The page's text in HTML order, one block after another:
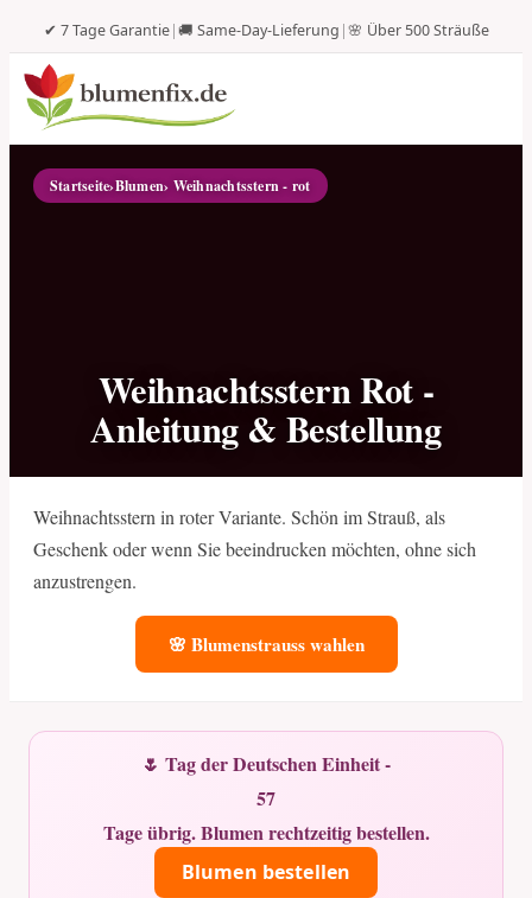
✔ 7 Tage Garantie|🚚 Same-Day-Lieferung |🌸 Über 500 Sträuße
Startseite›Blumen› Weihnachtsstern - rot
Weihnachtsstern Rot -
Anleitung & Bestellung
Weihnachtsstern in roter Variante. Schön im Strauß, als
Geschenk oder wenn Sie beeindrucken möchten, ohne sich
anzustrengen.
🌸 Blumenstrauss wahlen
🌷 Tag der Deutschen Einheit -
57
Tage übrig. Blumen rechtzeitig bestellen.
Blumen bestellen